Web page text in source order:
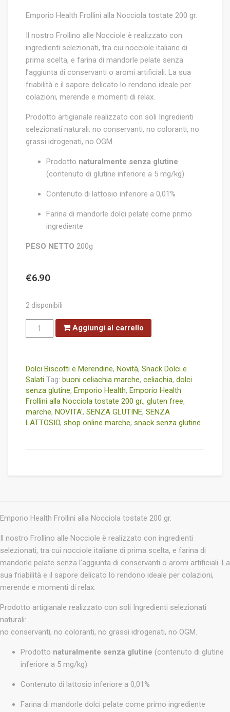
Emporio Health Frollini alla Nocciola tostate 200 gr.
Il nostro Frollino alle Nocciole è realizzato con
ingredienti selezionati, tra cui nocciole italiane di
prima scelta, e farina di mandorle pelate senza
l’aggiunta di conservanti o aromi artificiali. La sua
friabilità e il sapore delicato lo rendono ideale per
colazioni, merende e momenti di relax.
Prodotto artigianale realizzato con soli Ingredienti
selezionati naturali: no conservanti, no coloranti, no
grassi idrogenati, no OGM.
Prodotto naturalmente senza glutine
(contenuto di glutine inferiore a 5 mg/kg)
Contenuto di lattosio inferiore a 0,01%
Farina di mandorle dolci pelate come primo
ingrediente
PESO NETTO 200g
€6.90
2 disponibili
Emporio
Health
Frollini
200
gr.
quantità
Aggiungi al carrello
Dolci Biscotti e Merendine, Novità, Snack Dolci e
Salati Tag: buoni celiachia marche, celiachia, dolci
senza glutine, Emporio Health, Emporio Health
Frollini alla Nocciola tostate 200 gr., gluten free,
marche, NOVITA', SENZA GLUTINE, SENZA
LATTOSIO, shop online marche, snack senza glutine
Emporio Health Frollini alla Nocciola tostate 200 gr.
Il nostro Frollino alle Nocciole è realizzato con ingredienti
selezionati, tra cui nocciole italiane di prima scelta, e farina di
mandorle pelate senza l’aggiunta di conservanti o aromi artificiali. La
sua friabilità e il sapore delicato lo rendono ideale per colazioni,
merende e momenti di relax.
Prodotto artigianale realizzato con soli Ingredienti selezionati
naturali:
no conservanti, no coloranti, no grassi idrogenati, no OGM.
Prodotto naturalmente senza glutine (contenuto di glutine
inferiore a 5 mg/kg)
Contenuto di lattosio inferiore a 0,01%
Farina di mandorle dolci pelate come primo ingrediente